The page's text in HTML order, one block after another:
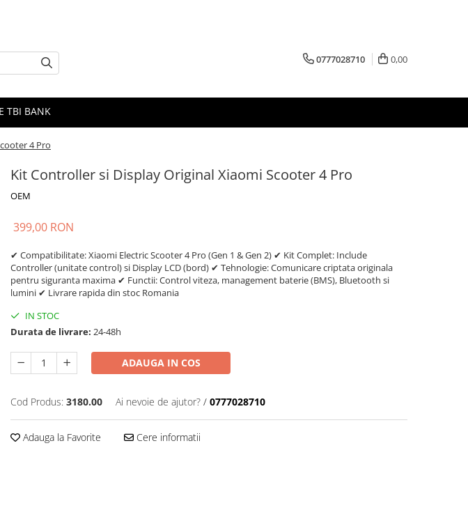
0777028710 0,00
TBI BANK
4 Pro
Kit Controller si Display Original Xiaomi Scooter 4 Pro
OEM
399,00 RON
✔ Compatibilitate: Xiaomi Electric Scooter 4 Pro (Gen 1 & Gen 2) ✔ Kit Complet: Include
Controller (unitate control) si Display LCD (bord) ✔ Tehnologie: Comunicare criptata originala
pentru siguranta maxima ✔ Functii: Control viteza, management baterie (BMS), Bluetooth si
lumini ✔ Livrare rapida din stoc Romania
IN STOC
Durata de livrare: 24-48h
ADAUGA IN COS
Cod Produs: 3180.00 Ai nevoie de ajutor? / 0777028710
Adauga la Favorite Cere informatii